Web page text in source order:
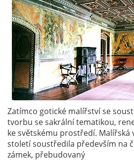
Zatímco gotické malířství se
tvorbu se sakrální tematikou,
ke světskému prostředí. Malířská
století soustředila především na
zámek, přebudovaný